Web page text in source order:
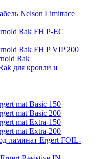
Nelson Limitrace
Rak FH P-EC
Rak FH P VIP 200
Rak
для кровли и
mat Basic 150
mat Basic 200
mat Extra-150
mat Extra-200
ламинат Ergert FOIL-